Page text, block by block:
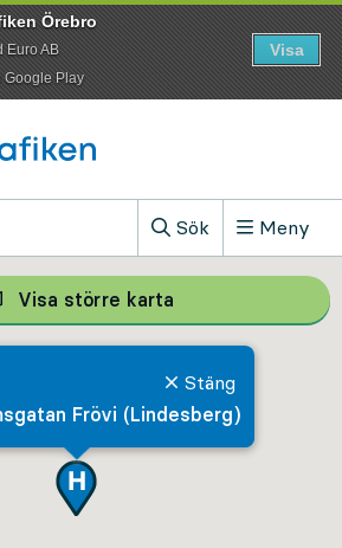
Sök
, Visa sökfältet
Meny
Frövi (Lindesberg)
Stäng
Visa större karta Visa större
Örebro
Euro AB
Google Play
Visa